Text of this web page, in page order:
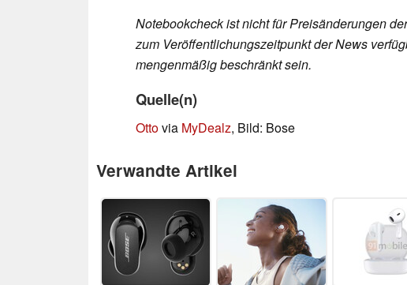
Notebookcheck ist nicht für Preisänderungen
zum Veröffentlichungszeitpunkt der News
mengenmäßig beschränkt sein.
Quelle(n)
Ottovia MyDealz, Bild: Bose
Verwandte Artikel